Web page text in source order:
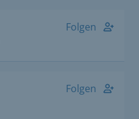
Folgen
Folgen